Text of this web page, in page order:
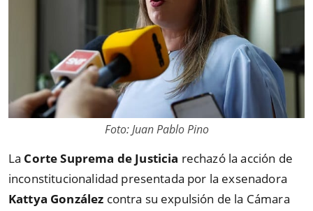
Foto: Juan Pablo Pino
La Corte Suprema de Justicia rechazó la acción de
inconstitucionalidad presentada por la exsenadora
Kattya González contra su expulsión de la Cámara